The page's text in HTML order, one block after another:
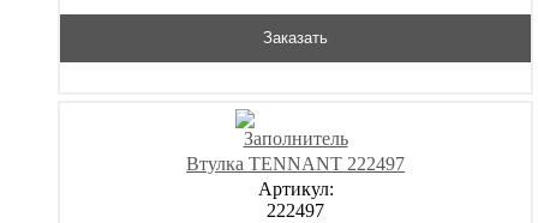
Заказать
Втулка TENNANT 222497
Артикул:
222497